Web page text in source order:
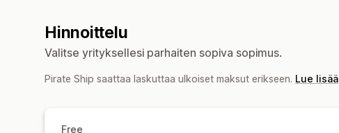
Hinnoittelu
Valitse yrityksellesi parhaiten sopiva sopimus.
Pirate Ship saattaa laskuttaa ulkoiset maksut erikseen. Lue lisää
Free